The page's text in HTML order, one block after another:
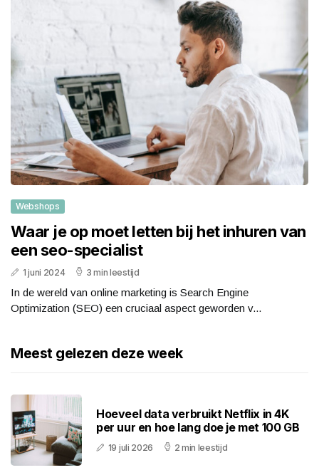
Webshops
Waar je op moet letten bij het inhuren van
een seo-specialist
1 juni 2024 3 min leestijd
In de wereld van online marketing is Search Engine
Optimization (SEO) een cruciaal aspect geworden v...
Meest gelezen deze week
Hoeveel data verbruikt Netflix in 4K
per uur en hoe lang doe je met 100 GB
19 juli 2026 2 min leestijd